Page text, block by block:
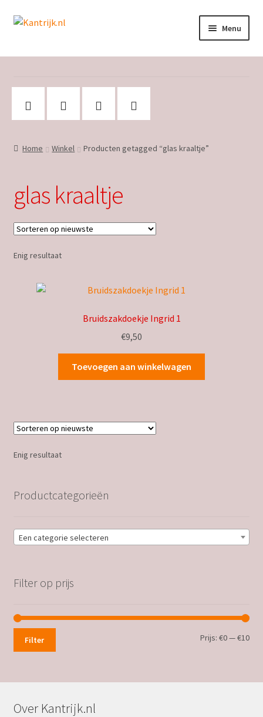
Ga
Ga
Menu
Welkom
Winkel
Over Kantrijk
Contact
Home Winkel Producten getagged “glas kraaltje”
glas kraaltje
Enig resultaat
Bruidszakdoekje Ingrid 1
€9,50
Toevoegen aan winkelwagen
Enig resultaat
Productcategorieën
Een categorie selecteren
Filter op prijs
Min.
Filter Prijs:€0—€10
Over Kantrijk.nl